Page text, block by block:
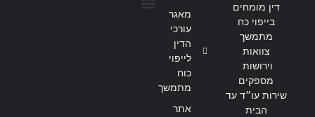
דין מומחים
בייפוי כח
מתמשך
צוואות
וירושות
מספקים
שירות עו״ד עד
הבית
מאגר
עורכי
הדין
לייפוי
כוח
מתמשך
אתר